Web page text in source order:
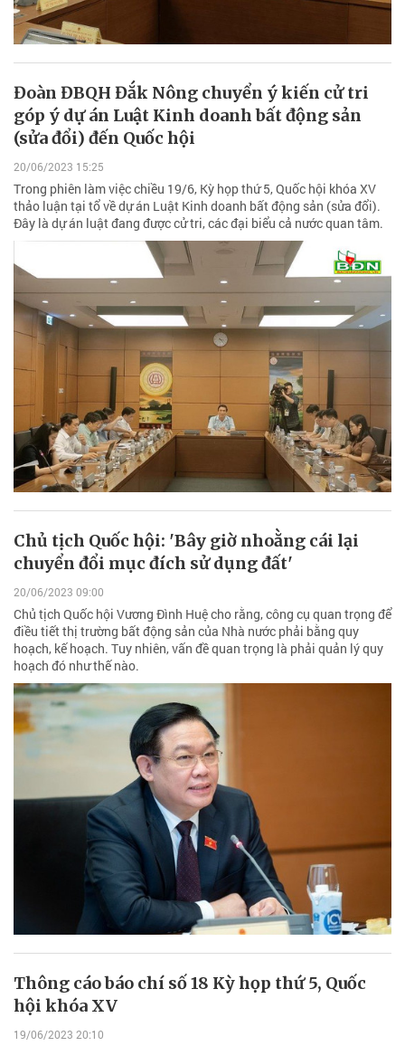
Đoàn ĐBQH Đắk Nông chuyển ý kiến cử tri
góp ý dự án Luật Kinh doanh bất động sản
(sửa đổi) đến Quốc hội
20/06/2023 15:25
Trong phiên làm việc chiều 19/6, Kỳ họp thứ 5, Quốc hội khóa XV
thảo luận tại tổ về dự án Luật Kinh doanh bất động sản (sửa đổi).
Đây là dự án luật đang được cử tri, các đại biểu cả nước quan tâm.
Chủ tịch Quốc hội: 'Bây giờ nhoằng cái lại
chuyển đổi mục đích sử dụng đất'
20/06/2023 09:00
Chủ tịch Quốc hội Vương Đình Huệ cho rằng, công cụ quan trọng để
điều tiết thị trường bất động sản của Nhà nước phải bằng quy
hoạch, kế hoạch. Tuy nhiên, vấn đề quan trọng là phải quản lý quy
hoạch đó như thế nào.
Thông cáo báo chí số 18 Kỳ họp thứ 5, Quốc
hội khóa XV
19/06/2023 20:10